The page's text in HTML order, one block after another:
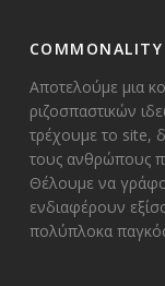
COMMONALITY
Αποτελούμε μια
ριζοσπαστικών
τρέχουμε το site,
τους ανθρώπους
Θέλουμε να
ενδιαφέρουν
πολύπλοκα